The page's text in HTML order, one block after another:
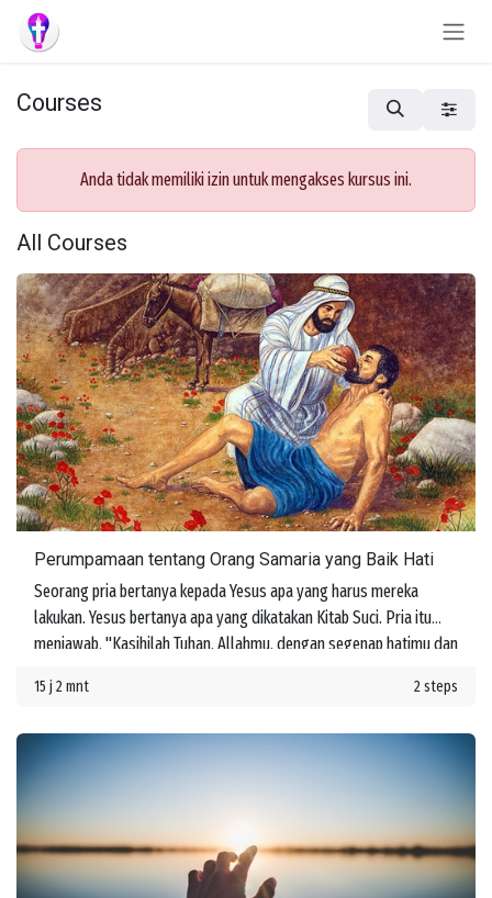
Skip to Content
Courses
Anda tidak memiliki izin untuk mengakses kursus ini.
All Courses
Perumpamaan tentang Orang Samaria yang Baik Hati
Seorang pria bertanya kepada Yesus apa yang harus mereka
lakukan. Yesus bertanya apa yang dikatakan Kitab Suci. Pria itu
menjawab, "Kasihilah Tuhan, Allahmu, dengan segenap hatimu dan
dengan segenap akal budimu, dan kasihilah sesamamu manusia
melakukan ini, mereka akan memperoleh hidup. Namun kemudian
seseorang bertanya, "Siapakah sesamaku manusia?"
15 j 2 mnt 2 steps